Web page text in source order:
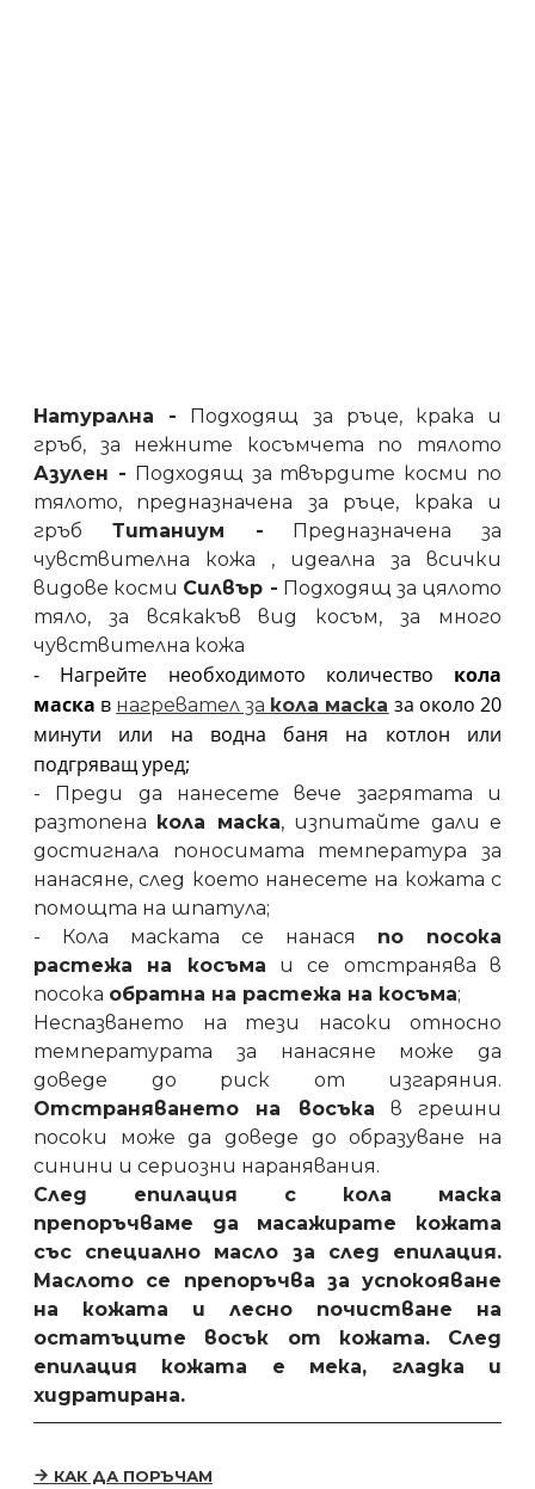
Натурална - Подходящ за ръце, крака и
Азулен - Подходящ за твърдите косми по
тялото, предназначена за ръце, крака и
гръб Титаниум - Предназначена за
чувствителна кожа , идеална за всички
видове косми Силвър - Подходящ за цялото
тяло, за всякакъв вид косъм, за много
чувствителна кожа
- Нагрейте необходимото количество кола
маска в нагревател за кола маска за около 20
минути или на водна баня на котлон или
подгряващ уред;
- Преди да нанесете вече загрятата и
разтопена
кола маска, изпитайте дали е
достигнала поносимата температура за
нанасяне, след което нанесете на кожата с
помощта на шпатула;
- Кола маската се нанася по посока
растежа на косъма и се отстранява в
посока обратна на растежа на косъма;
Неспазването на тези насоки относно
температурата за нанасяне може да
доведе до риск от изгаряния.
Отстраняването на восъка в грешни
посоки може да доведе до образуване на
синини и сериозни наранявания.
След епилация с
кола маска
препоръчваме да масажирате кожата
със специално масло за след епилация.
Маслото се препоръчва за успокояване
на кожата и лесно почистване на
остатъците восък от кожата. След
епилация кожата е мека, гладка и
хидратирана.
КАК ДА ПОРЪЧАМ